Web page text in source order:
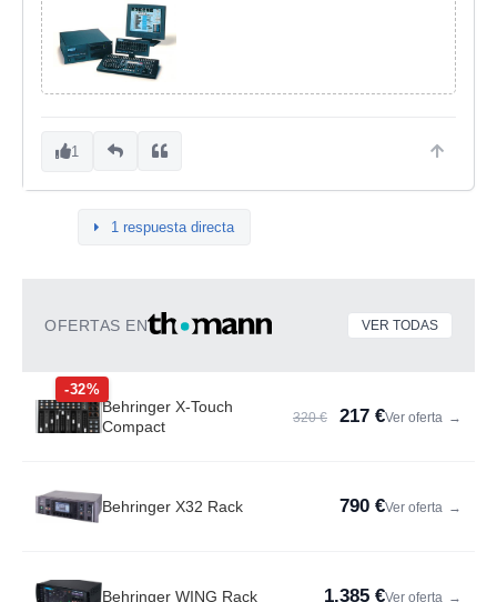
1
1 respuesta directa
OFERTAS EN VER TODAS
-32%
Behringer X-Touch
Compact
320 € 217 €Ver oferta →
Behringer X32 Rack 790 €Ver oferta →
Behringer WING Rack 1.385 €Ver oferta →